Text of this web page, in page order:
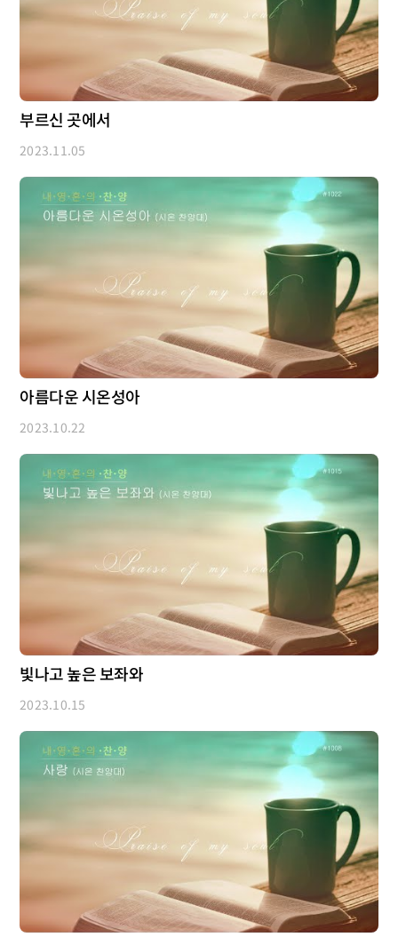
부르신 곳에서
2023.11.05
아름다운 시온성아
2023.10.22
빛나고 높은 보좌와
2023.10.15